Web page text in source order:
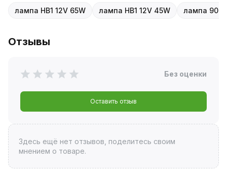
лампа HB1 12V 65W лампа HB1 12V 45W лампа
Отзывы
Без оценки
Оставить отзыв
Здесь ещё нет отзывов, поделитесь своим
мнением о товаре.